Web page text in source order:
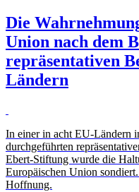
Die
Union nach dem
repräsentativen
Ländern
In einer in acht EU-Ländern
durchgeführten
Ebert-Stiftung wurde die
Europäischen Union
Hoffnung.